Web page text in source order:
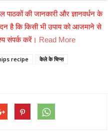
की जानकारी और ज्ञानवर्धन के
है कि किसी भी उपाय को आजमाने से
संपर्क करें। Read More
recipe
केले के चिप्स